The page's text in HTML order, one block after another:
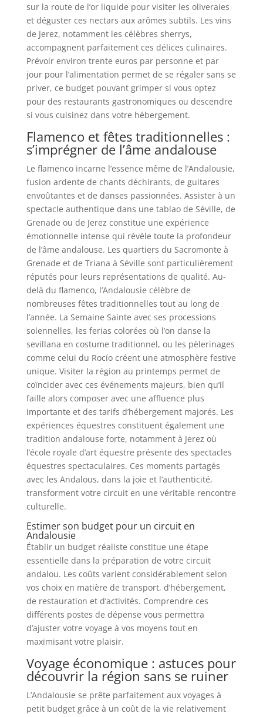
sur la route de l’or liquide pour visiter les oliveraies
et déguster ces nectars aux arômes subtils. Les vins
de Jerez, notamment les célèbres sherrys,
accompagnent parfaitement ces délices culinaires.
Prévoir environ trente euros par personne et par
jour pour l’alimentation permet de se régaler sans se
priver, ce budget pouvant grimper si vous optez
pour des restaurants gastronomiques ou descendre
si vous cuisinez dans votre hébergement.
Flamenco et fêtes traditionnelles :
s’imprégner de l’âme andalouse
Le flamenco incarne l’essence même de l’Andalousie,
fusion ardente de chants déchirants, de guitares
envoûtantes et de danses passionnées. Assister à un
spectacle authentique dans une tablao de Séville, de
Grenade ou de Jerez constitue une expérience
émotionnelle intense qui révèle toute la profondeur
de l’âme andalouse. Les quartiers du Sacromonte à
Grenade et de Triana à Séville sont particulièrement
réputés pour leurs représentations de qualité. Au-
delà du flamenco, l’Andalousie célèbre de
nombreuses fêtes traditionnelles tout au long de
l’année. La Semaine Sainte avec ses processions
solennelles, les ferias colorées où l’on danse la
sevillana en costume traditionnel, ou les pèlerinages
comme celui du Rocío créent une atmosphère festive
unique. Visiter la région au printemps permet de
coïncider avec ces événements majeurs, bien qu’il
faille alors composer avec une affluence plus
importante et des tarifs d’hébergement majorés. Les
expériences équestres constituent également une
tradition andalouse forte, notamment à Jerez où
l’école royale d’art équestre présente des spectacles
équestres spectaculaires. Ces moments partagés
avec les Andalous, dans la joie et l’authenticité,
transforment votre circuit en une véritable rencontre
culturelle.
Estimer son budget pour un circuit en
Andalousie
Établir un budget réaliste constitue une étape
essentielle dans la préparation de votre circuit
andalou. Les coûts varient considérablement selon
vos choix en matière de transport, d’hébergement,
de restauration et d’activités. Comprendre ces
différents postes de dépense vous permettra
d’ajuster votre voyage à vos moyens tout en
maximisant votre plaisir.
Voyage économique : astuces pour
découvrir la région sans se ruiner
L’Andalousie se prête parfaitement aux voyages à
petit budget grâce à un coût de la vie relativement